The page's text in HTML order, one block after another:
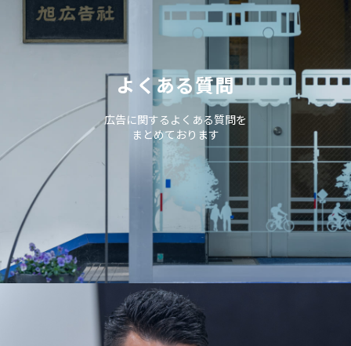
よくある質問
広告に関するよくある質問を
まとめております